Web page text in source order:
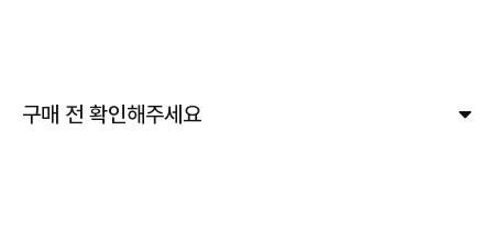
구매 전 확인해주세요